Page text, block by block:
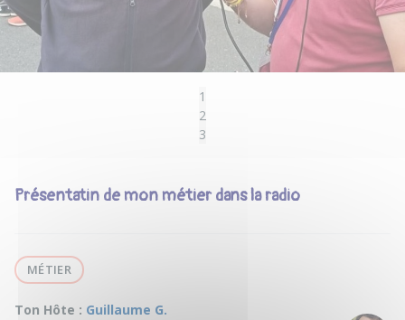
1
2
3
Présentatin de mon métier dans la radio
MÉTIER
Ton Hôte : Guillaume G.